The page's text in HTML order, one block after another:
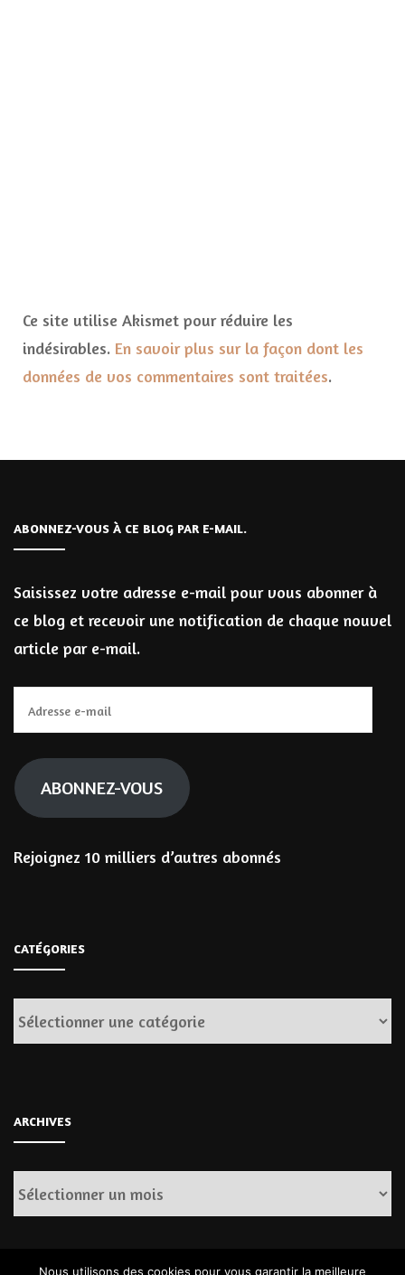
Ce site utilise Akismet pour réduire les
indésirables. En savoir plus sur la façon dont les
données de vos commentaires sont traitées.
ABONNEZ-VOUS À CE BLOG PAR E-MAIL.
Saisissez votre adresse e-mail pour vous abonner à
ce blog et recevoir une notification de chaque nouvel
article par e-mail.
e-
mail
ABONNEZ-VOUS
Rejoignez 10 milliers d’autres abonnés
CATÉGORIES
Catégories
ARCHIVES
Archives
Nous utilisons des cookies pour vous garantir la meilleure